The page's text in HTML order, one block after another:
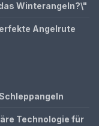
Winterangeln?\"
Angelrute
Technologie für